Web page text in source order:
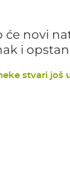
novi
i
stvari još